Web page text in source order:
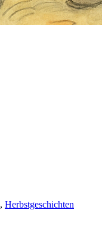
, Herbstgeschichten